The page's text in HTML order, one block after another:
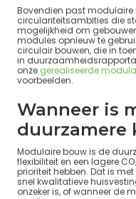
Bovendien past
circulariteitsambities die
mogelijkheid om
modules opnieuw te
circulair bouwen, die in
in
onze gerealiseerde
voorbeelden.
Wanneer is
duurzamere
Modulaire bouw is de
flexibiliteit en een lagere
prioriteit hebben. Dat is
snel kwalitatieve
onzeker is, of wanneer de